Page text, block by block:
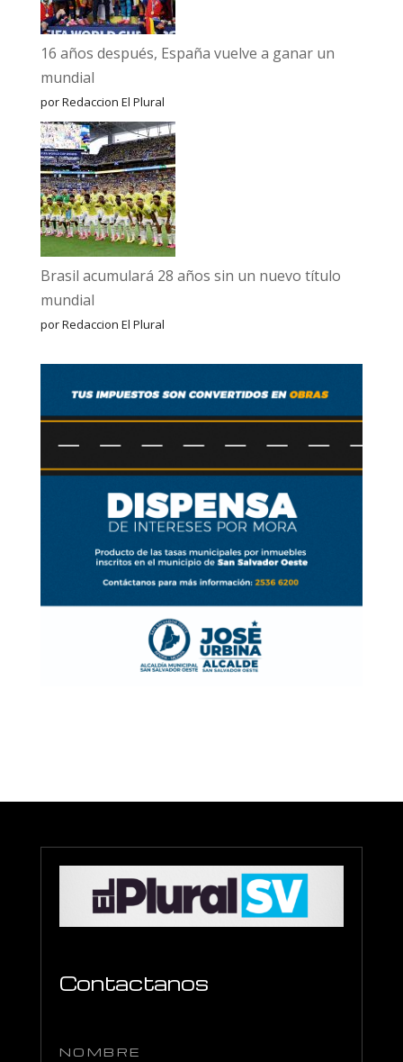
16 años después, España vuelve a ganar un
mundial
por Redaccion El Plural
Brasil acumulará 28 años sin un nuevo título
mundial
por Redaccion El Plural
Contactanos